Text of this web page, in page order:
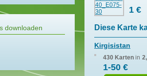
downloaden
1 €
Diese Karte
Kirgisistan
430 Karten in
1-50 €